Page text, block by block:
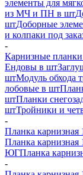
элементы для
из МЧ и ПН в шт
штДоборные
и колпаки под
-
Карнизные
Ендовы в шт
штМодуль обхода
лобовые в шт
штПланки
штТройники и
-
Планка карнизная
Планка карнизная
ЮГПланка
-